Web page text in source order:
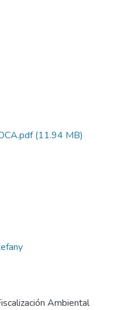
(11.94 MB)
Ambiental